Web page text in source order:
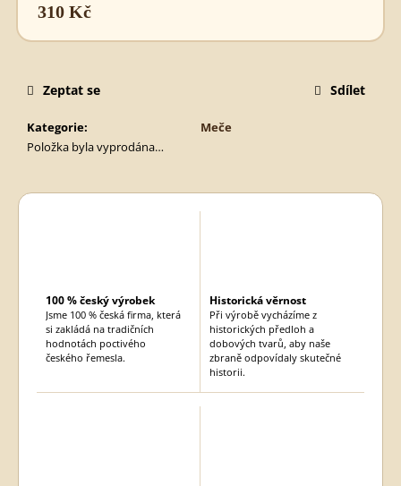
310 Kč
cena:
Kategorie:
Meče
Položka byla vyprodána…
Zeptat se Sdílet
100 % český výrobek
Jsme 100 % česká firma, která
si zakládá na tradičních
hodnotách poctivého
českého řemesla.
Historická věrnost
Při výrobě vycházíme z
historických předloh a
dobových tvarů, aby naše
zbraně odpovídaly skutečné
historii.